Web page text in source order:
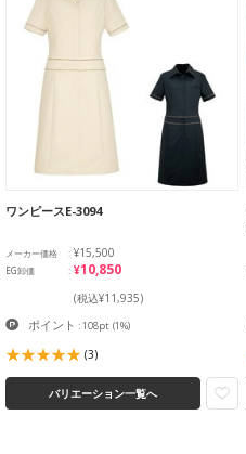
ワンピースE-3094
メーカー価格 ¥15,500
EG卸価 ¥10,850
(税込¥11,935)
ポイント : 108pt (1%)
(3)
バリエーション一覧へ